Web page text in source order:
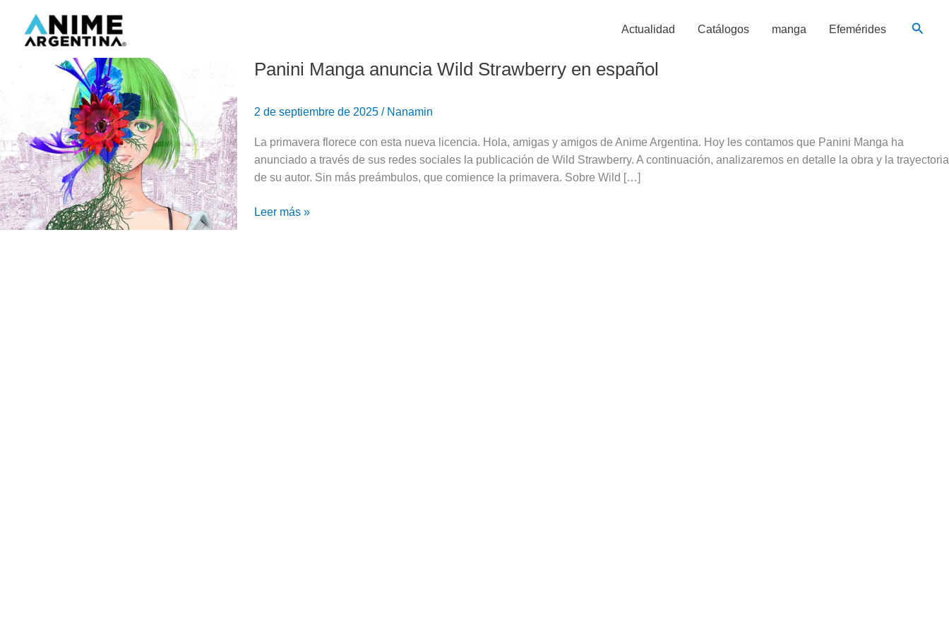
contenido
Actualidad Catálogos manga Efemérides
Panini Manga anuncia Wild Strawberry en español
2 de septiembre de 2025 / Nanamin
La primavera florece con esta nueva licencia. Hola, amigas y amigos de Anime Argentina. Hoy les contamos que Panini Manga ha
anunciado a través de sus redes sociales la publicación de Wild Strawberry. A continuación, analizaremos en detalle la obra y la trayectoria
de su autor. Sin más preámbulos, que comience la primavera. Sobre Wild […]
Panini
Wild
Strawberry
español
Leer más »